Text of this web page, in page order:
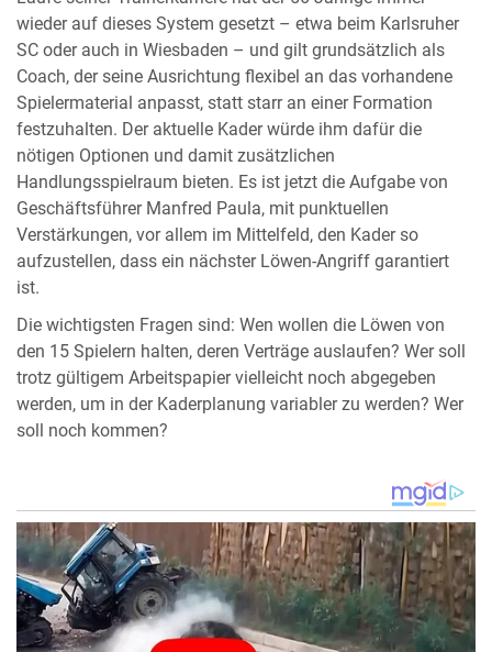
wieder auf dieses System gesetzt – etwa beim Karlsruher
SC oder auch in Wiesbaden – und gilt grundsätzlich als
Coach, der seine Ausrichtung flexibel an das vorhandene
Spielermaterial anpasst, statt starr an einer Formation
festzuhalten. Der aktuelle Kader würde ihm dafür die
nötigen Optionen und damit zusätzlichen
Handlungsspielraum bieten. Es ist jetzt die Aufgabe von
Geschäftsführer Manfred Paula, mit punktuellen
Verstärkungen, vor allem im Mittelfeld, den Kader so
aufzustellen, dass ein nächster Löwen-Angriff garantiert
ist.
Die wichtigsten Fragen sind: Wen wollen die Löwen von
den 15 Spielern halten, deren Verträge auslaufen? Wer soll
trotz gültigem Arbeitspapier vielleicht noch abgegeben
werden, um in der Kaderplanung variabler zu werden? Wer
soll noch kommen?